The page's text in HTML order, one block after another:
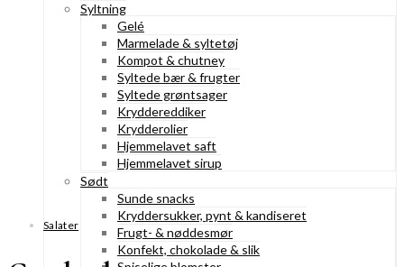
Syltning
Gelé
Marmelade & syltetøj
Kompot & chutney
Syltede bær & frugter
Syltede grøntsager
Kryddereddiker
Krydderolier
Hjemmelavet saft
Hjemmelavet sirup
Sødt
Sunde snacks
Kryddersukker, pynt & kandiseret
Frugt- & nøddesmør
Konfekt, chokolade & slik
Salater